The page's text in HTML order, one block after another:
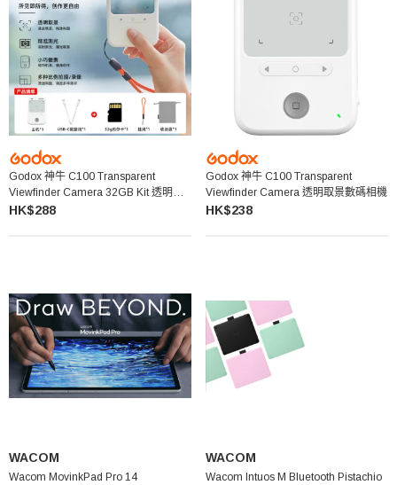
Godox 神牛 C100 Transparent
Viewfinder Camera 32GB Kit 透明取
景數碼相機套裝
HK$288
Godox 神牛 C100 Transparent
Viewfinder Camera 透明取景數碼相機
HK$238
WACOM
Wacom MovinkPad Pro 14
WACOM
Wacom Intuos M Bluetooth Pistachio